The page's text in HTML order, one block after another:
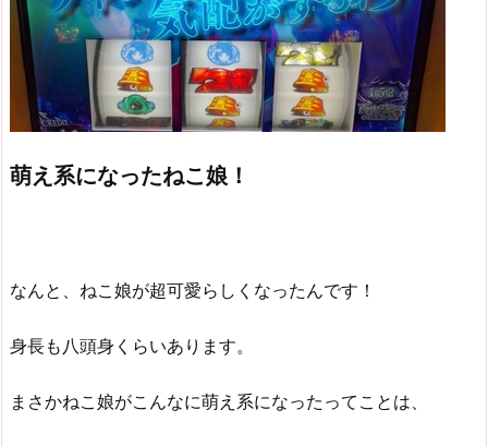
萌え系になったねこ娘！
なんと、ねこ娘が超可愛らしくなったんです！
身長も八頭身くらいあります。
まさかねこ娘がこんなに萌え系になったってことは、